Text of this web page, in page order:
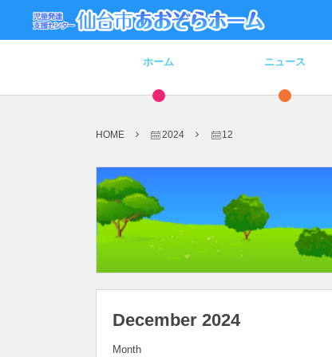
ホーム ニュース
HOME 2024 12
December 2024
Month